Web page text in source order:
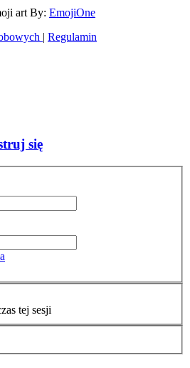
art By: EmojiOne
| Regulamin
się
tej sesji